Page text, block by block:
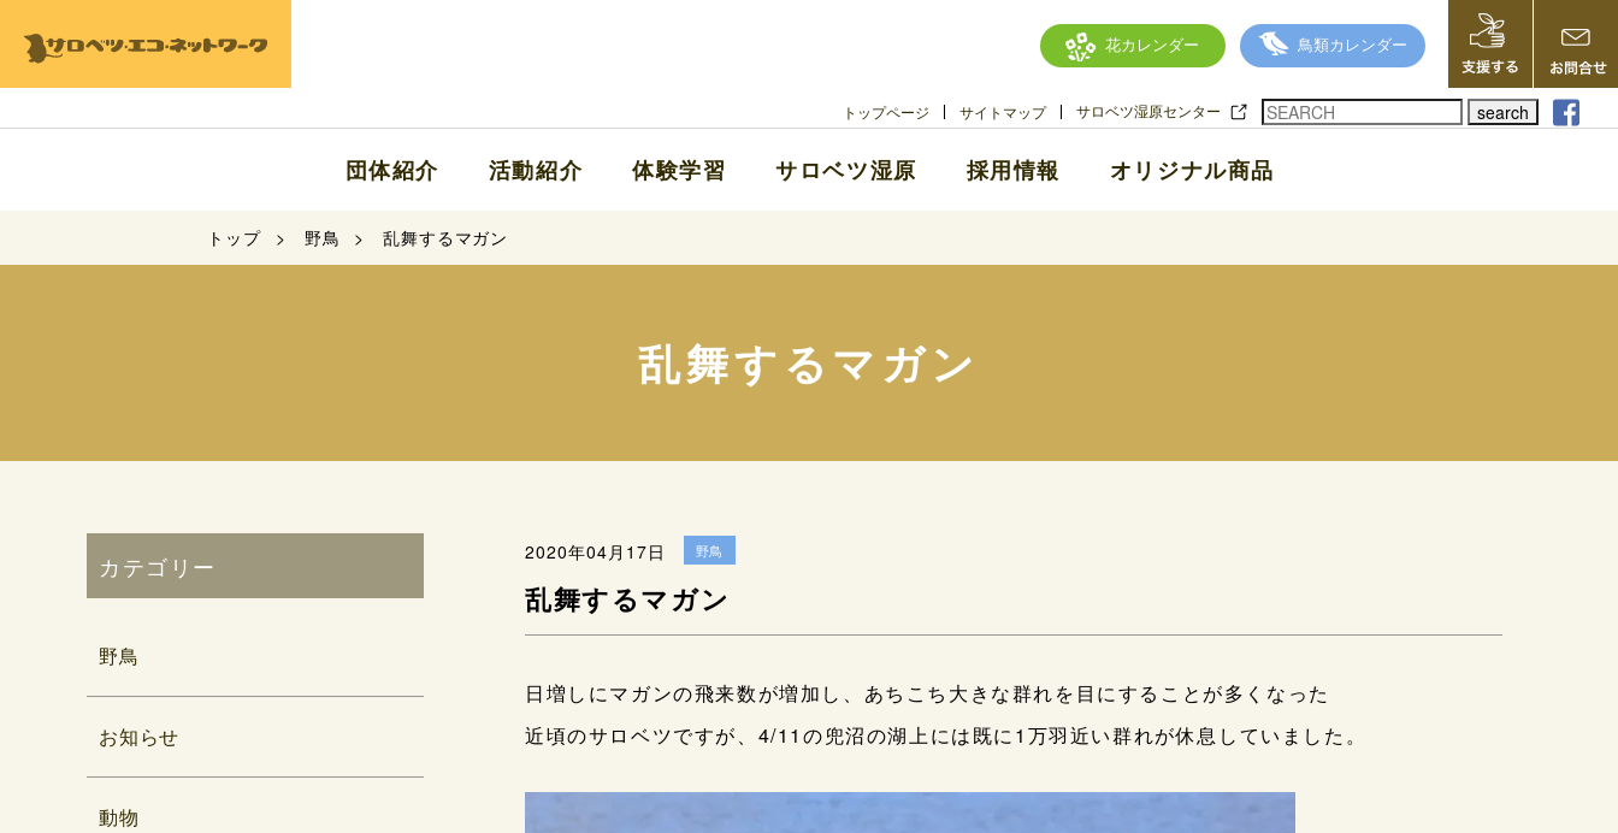
花カレンダー 鳥類カレンダー
トップページ サイトマップ サロベツ湿原センター search
団体紹介 活動紹介 体験学習 サロベツ湿原 採用情報 オリジナル商品
トップ 野鳥 乱舞するマガン
乱舞するマガン
2020年04月17日 野鳥
乱舞するマガン
日増しにマガンの飛来数が増加し、あちこち大きな群れを目にすることが多くなった
近頃のサロベツですが、4/11の兜沼の湖上には既に1万羽近い群れが休息していました。
カテゴリー
野鳥
お知らせ
動物